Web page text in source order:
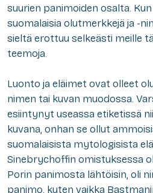
suurien panimoiden osalta.
suomalaisia olutmerkkejä ja -
sieltä erottuu selkeästi meille
teemoja.
Luonto ja eläimet ovat olleet
nimen tai kuvan muodossa.
esiintynyt useassa etiketissä
kuvana, onhan se ollut
suomalaisista mytologisista
Sinebrychoffin omistuksessa
Porin panimosta lähtöisin, oli
panimo, kuten vaikka